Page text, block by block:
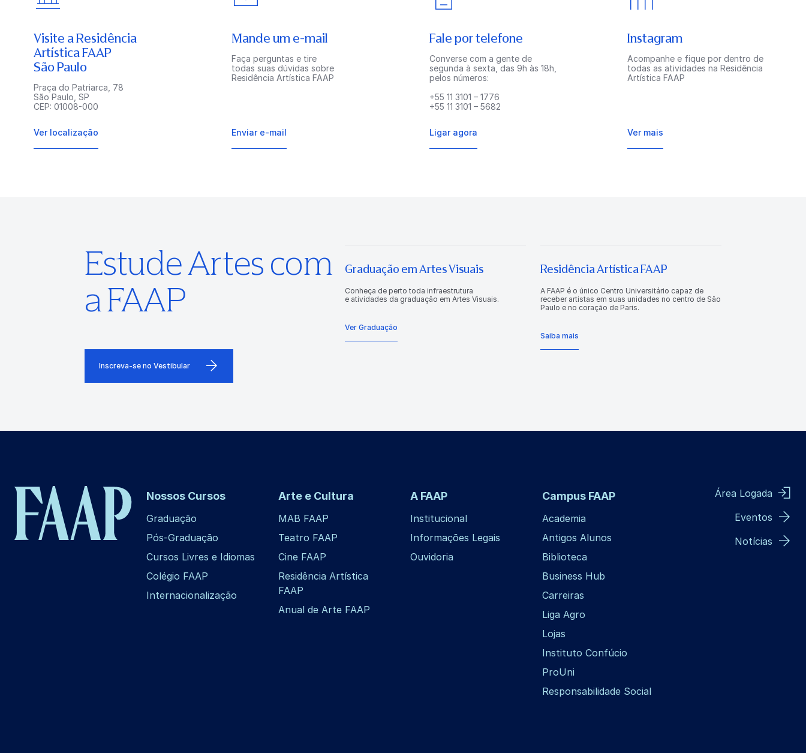
Visite a Residência
Artística FAAP
São Paulo
Praça do Patriarca, 78
São Paulo, SP
CEP: 01008-000
Ver localização
Mande um e-mail
Faça perguntas e tire
todas suas dúvidas sobre
Residência Artística FAAP
Enviar e-mail
Fale por telefone
Converse com a gente de
segunda à sexta, das 9h às 18h,
pelos números:
+55 11 3101 – 1776
+55 11 3101 – 5682
Ligar agora
Instagram
Acompanhe e fique por dentro de
todas as atividades na Residência
Artística FAAP
Ver mais
Estude Artes com
a FAAP
Inscreva-se no Vestibular
Graduação em Artes Visuais
Conheça de perto toda infraestrutura
e atividades da graduação em Artes Visuais.
Ver Graduação
Residência Artística FAAP
A FAAP é o único Centro Universitário capaz de
receber artistas em suas unidades no centro de São
Paulo e no coração de Paris.
Saiba mais
Nossos Cursos
Graduação
Pós-Graduação
Cursos Livres e Idiomas
Colégio FAAP
Internacionalização
Arte e Cultura
MAB FAAP
Teatro FAAP
Cine FAAP
Residência Artística
FAAP
Anual de Arte FAAP
A FAAP
Institucional
Informações Legais
Ouvidoria
Campus FAAP
Academia
Antigos Alunos
Biblioteca
Business Hub
Carreiras
Liga Agro
Lojas
Instituto Confúcio
ProUni
Responsabilidade Social
Área Logada
Eventos
Notícias